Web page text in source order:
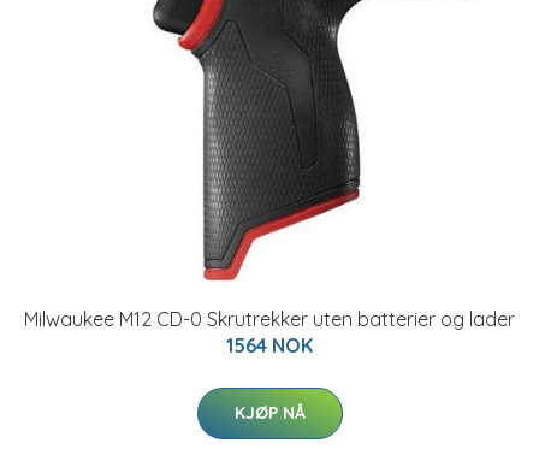
Milwaukee M12 CD-0 Skrutrekker uten batterier og lader
1564 NOK
KJØP NÅ